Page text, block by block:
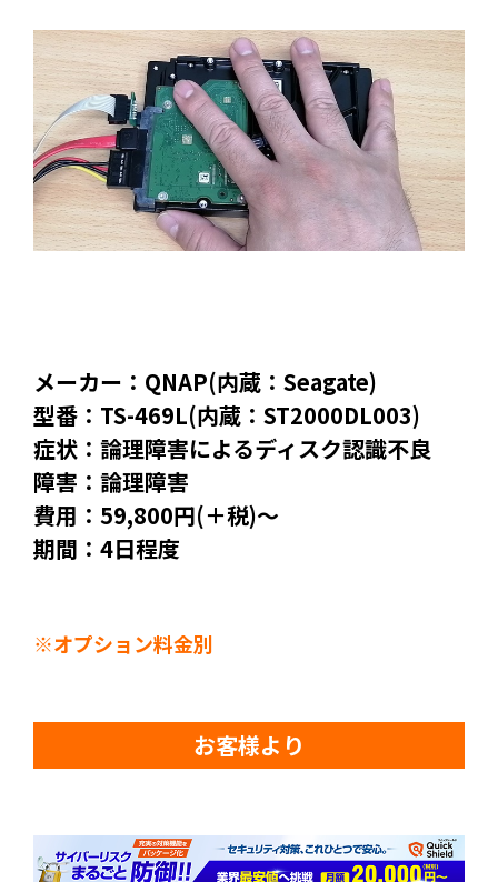
メーカー：QNAP(内蔵：Seagate)
型番：TS-469L(内蔵：ST2000DL003)
症状：論理障害によるディスク認識不良
障害：論理障害
費用：59,800円(＋税)～
期間：4日程度
※オプション料金別
お客様より